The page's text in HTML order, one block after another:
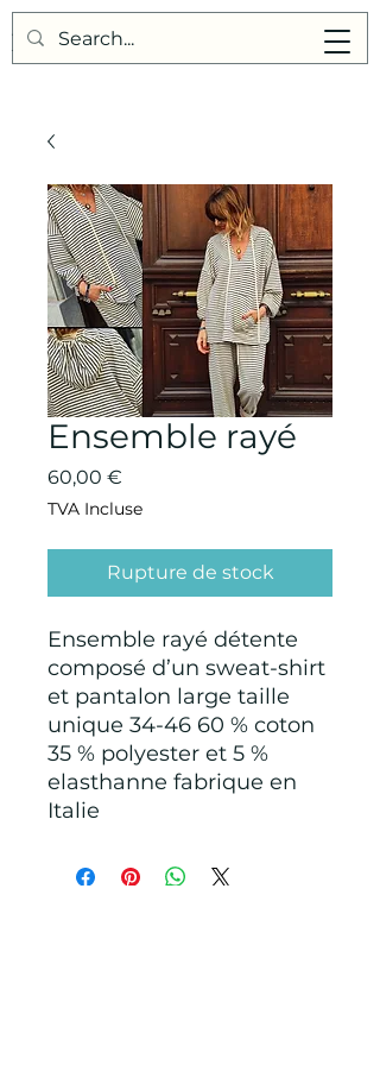
Points de Suture
Ensemble rayé
60,00 €
TVA Incluse
Rupture de stock
Ensemble rayé détente
composé d’un sweat-shirt
et pantalon large taille
unique 34-46 60 % coton
35 % polyester et 5 %
elasthanne fabrique en
Italie